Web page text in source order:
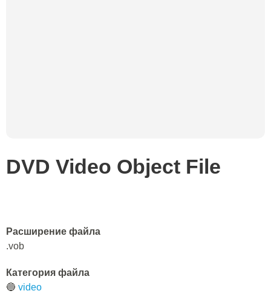
DVD Video Object File
Расширение файла
.vob
Категория файла
🔵 video